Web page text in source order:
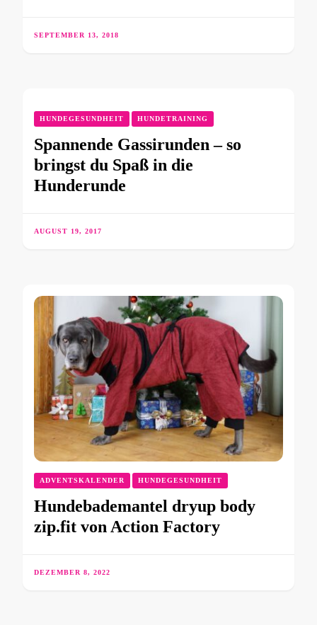
SEPTEMBER 13, 2018
HUNDEGESUNDHEIT HUNDETRAINING
Spannende Gassirunden – so
bringst du Spaß in die
Hunderunde
AUGUST 19, 2017
ADVENTSKALENDER HUNDEGESUNDHEIT
Hundebademantel dryup body
zip.fit von Action Factory
DEZEMBER 8, 2022